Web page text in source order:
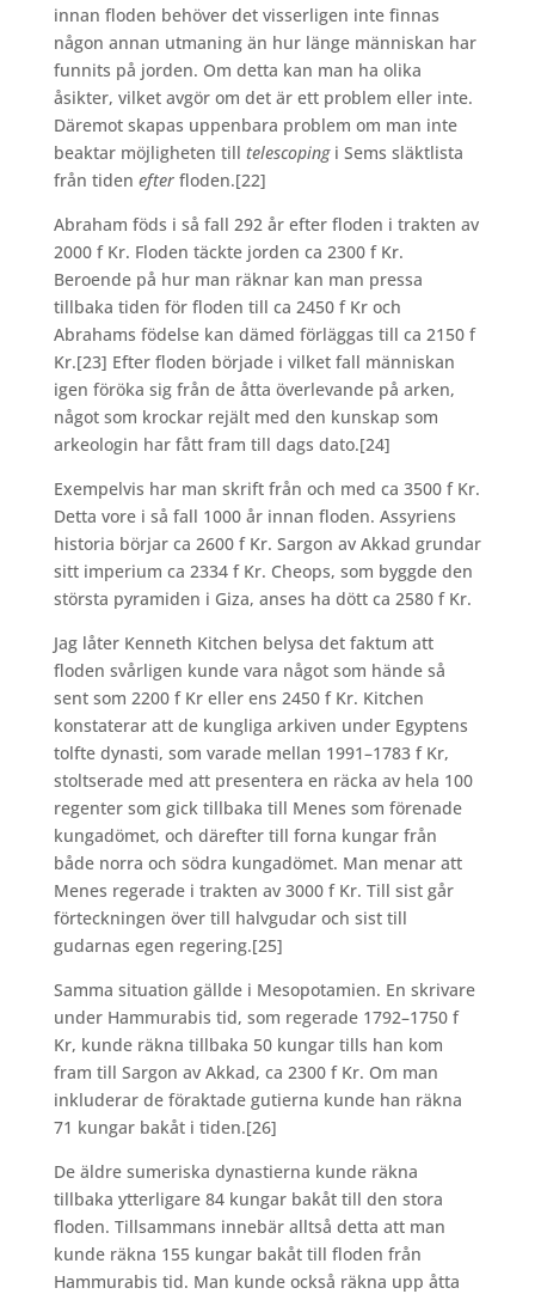
innan floden behöver det visserligen inte finnas
någon annan utmaning än hur länge människan har
funnits på jorden. Om detta kan man ha olika
åsikter, vilket avgör om det är ett problem eller inte.
Däremot skapas uppenbara problem om man inte
beaktar möjligheten till telescoping i Sems släktlista
från tiden efterfloden.[22]
Abraham föds i så fall 292 år efter floden i trakten av
2000 f Kr. Floden täckte jorden ca 2300 f Kr.
Beroende på hur man räknar kan man pressa
tillbaka tiden för floden till ca 2450 f Kr och
Abrahams födelse kan dämed förläggas till ca 2150 f
Kr.[23] Efter floden började i vilket fall människan
igen föröka sig från de åtta överlevande på arken,
något som krockar rejält med den kunskap som
arkeologin har fått fram till dags dato.[24]
Exempelvis har man skrift från och med ca 3500 f Kr.
Detta vore i så fall 1000 år innan floden. Assyriens
historia börjar ca 2600 f Kr. Sargon av Akkad grundar
sitt imperium ca 2334 f Kr. Cheops, som byggde den
största pyramiden i Giza, anses ha dött ca 2580 f Kr.
Jag låter Kenneth Kitchen belysa det faktum att
floden svårligen kunde vara något som hände så
sent som 2200 f Kr eller ens 2450 f Kr. Kitchen
konstaterar att de kungliga arkiven under Egyptens
tolfte dynasti, som varade mellan 1991–1783 f Kr,
stoltserade med att presentera en räcka av hela 100
regenter som gick tillbaka till Menes som förenade
kungadömet, och därefter till forna kungar från
både norra och södra kungadömet. Man menar att
Menes regerade i trakten av 3000 f Kr. Till sist går
förteckningen över till halvgudar och sist till
gudarnas egen regering.[25]
Samma situation gällde i Mesopotamien. En skrivare
under Hammurabis tid, som regerade 1792–1750 f
Kr, kunde räkna tillbaka 50 kungar tills han kom
fram till Sargon av Akkad, ca 2300 f Kr. Om man
inkluderar de föraktade gutierna kunde han räkna
71 kungar bakåt i tiden.[26]
De äldre sumeriska dynastierna kunde räkna
tillbaka ytterligare 84 kungar bakåt till den stora
floden. Tillsammans innebär alltså detta att man
kunde räkna 155 kungar bakåt till floden från
Hammurabis tid. Man kunde också räkna upp åtta